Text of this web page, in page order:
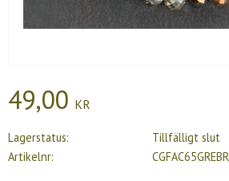
49,00 KR
Lagerstatus
Tillfälligt slut
Artikelnr
CGFAC65GREBR